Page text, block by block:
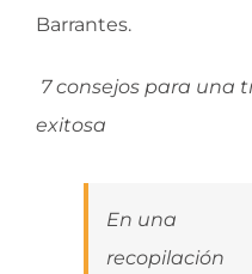
Barrantes.
7 consejos para una
exitosa
En una
recopilación